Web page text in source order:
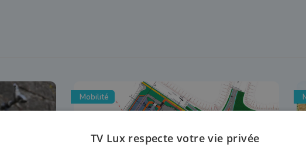
Mobilité
TV Lux respecte votre vie privée